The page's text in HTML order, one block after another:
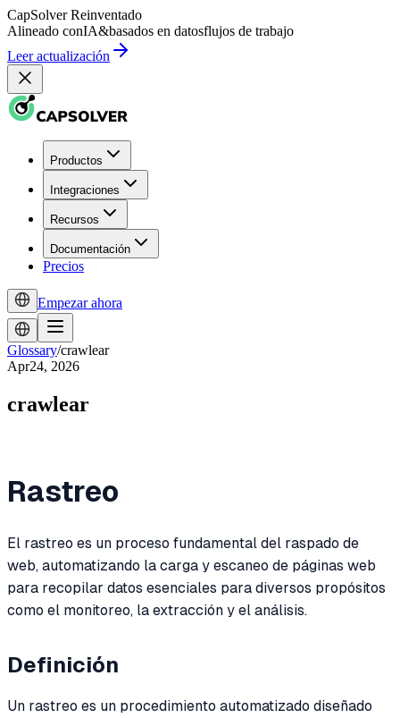
CapSolver Reinventado
Alineado conIA&basados en datosflujos de trabajo
Leer actualización
Productos
Integraciones
Recursos
Documentación
Precios
Empezar ahora
Glossary/crawlear
Apr24, 2026
crawlear
Rastreo
El rastreo es un proceso fundamental del raspado de
web, automatizando la carga y escaneo de páginas web
para recopilar datos esenciales para diversos propósitos
como el monitoreo, la extracción y el análisis.
Definición
Un rastreo es un procedimiento automatizado diseñado